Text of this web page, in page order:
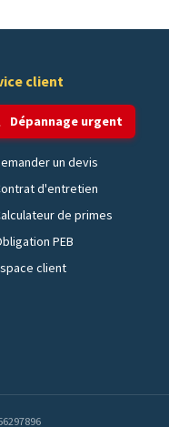
client
Dépannage urgent
un devis
d'entretien
de primes
PEB
client